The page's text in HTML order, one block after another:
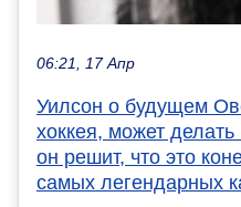
06:21, 17 Апр
Уилсон о будущем
хоккея, может делать
он решит, что это
самых легендарных